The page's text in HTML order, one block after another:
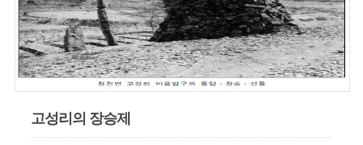
고성리의 장승제